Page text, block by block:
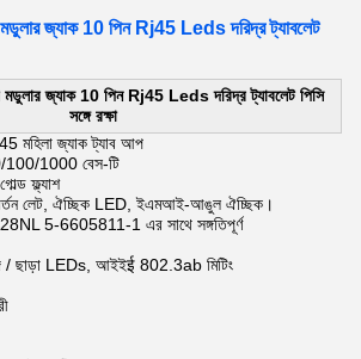
জ্যাক 10 পিন Rj45 Leds দরিদ্র ট্যাবলেট
জ্যাক 10 পিন Rj45 Leds দরিদ্র ট্যাবলেট পিসি
সঙ্গে রক্ষা
মহিলা জ্যাক ট্যাব আপ
100/1000 বেস-টি
ফ্ল্যাশ
লেট, ঐচ্ছিক LED, ইএমআই-আঙুল ঐচ্ছিক।
5-6605811-1 এর সাথে সঙ্গতিপূর্ণ
/ ছাড়া LEDs, আইইई 802.3ab মিটিং